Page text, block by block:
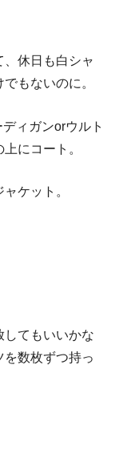
休日も白シャ
もないのに。
ィガンorウルト
にコート。
ケット。
してもいいかな
数枚ずつ持っ